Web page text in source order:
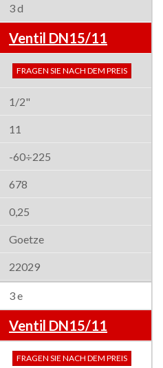
3 d
Ventil DN15/11
FRAGEN SIE NACH DEM PREIS
1/2"
11
-60÷225
678
0,25
Goetze
22029
3 e
Ventil DN15/11
FRAGEN SIE NACH DEM PREIS